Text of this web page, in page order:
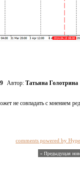
Автор: Татьяна Голотрина
не совпадать с мнением
comments powered by
« Предыдущая